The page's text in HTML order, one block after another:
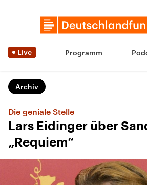
Live Programm
Archiv
Die geniale Stelle
Lars Eidinger über
„Requiem“